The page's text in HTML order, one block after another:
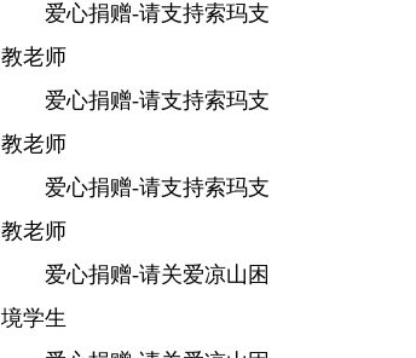
爱心捐赠-请支持索玛支
教老师
爱心捐赠-请支持索玛支
教老师
爱心捐赠-请支持索玛支
教老师
爱心捐赠-请关爱凉山困
境学生